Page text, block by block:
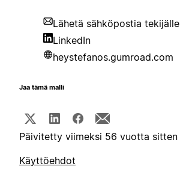
Lähetä sähköpostia tekijälle
LinkedIn
heystefanos.gumroad.com
Jaa tämä malli
Päivitetty viimeksi 56 vuotta sitten
Käyttöehdot